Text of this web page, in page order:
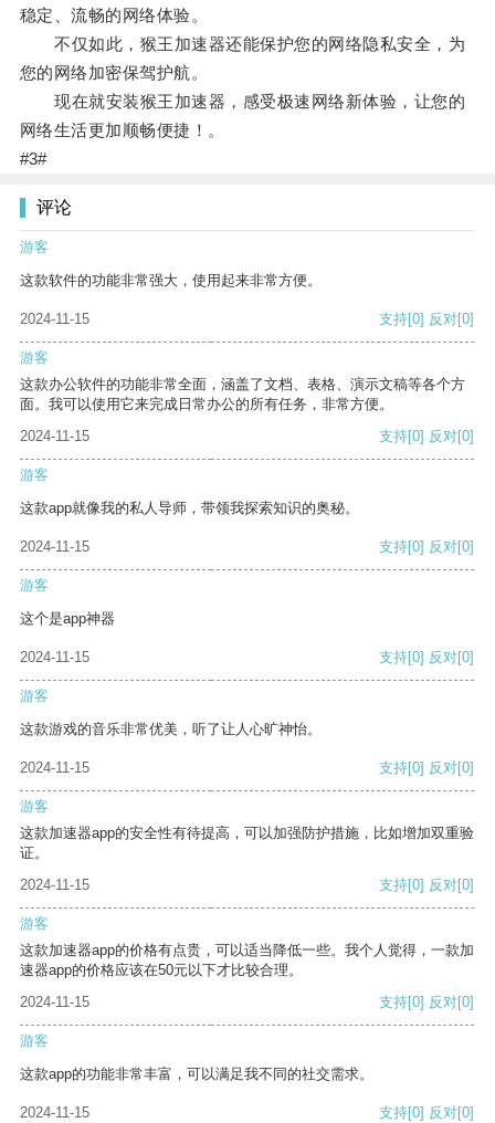
稳定、流畅的网络体验。
不仅如此，猴王加速器还能保护您的网络隐私安全，为
您的网络加密保驾护航。
现在就安装猴王加速器，感受极速网络新体验，让您的
网络生活更加顺畅便捷！。
#3#
评论
游客
这款软件的功能非常强大，使用起来非常方便。
2024-11-15 支持[0] 反对[0]
游客
这款办公软件的功能非常全面，涵盖了文档、表格、演示文稿等各个方
面。我可以使用它来完成日常办公的所有任务，非常方便。
2024-11-15
支持[0] 反对[0]
游客
这款app就像我的私人导师，带领我探索知识的奥秘。
2024-11-15 支持[0] 反对[0]
游客
这个是app神器
2024-11-15 支持[0] 反对[0]
游客
这款游戏的音乐非常优美，听了让人心旷神怡。
2024-11-15 支持[0] 反对[0]
游客
这款加速器app的安全性有待提高，可以加强防护措施，比如增加双重验
证。
2024-11-15
支持[0] 反对[0]
游客
这款加速器app的价格有点贵，可以适当降低一些。我个人觉得，一款加
速器app的价格应该在50元以下才比较合理。
2024-11-15
支持[0] 反对[0]
游客
这款app的功能非常丰富，可以满足我不同的社交需求。
2024-11-15 支持[0] 反对[0]